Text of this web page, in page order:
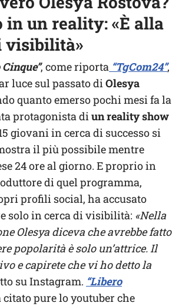
in un reality: «È alla
visibilità»
, come riporta “TgCom24”,
luce sul passato diOlesya
quanto emerso pochi mesi fa la
protagonista diun reality show
giovani in cerca di successo si
il più possibile mentre
24 ore al giorno. E proprio in
di quel programma,
profili social, ha accusato
solo in cerca di visibilità: «Nella
Olesya diceva che avrebbe fatto
popolarità è solo un’attrice. Il
e capirete che vi ho detto la
su Instagram. “Libero
pure lo youtuber che